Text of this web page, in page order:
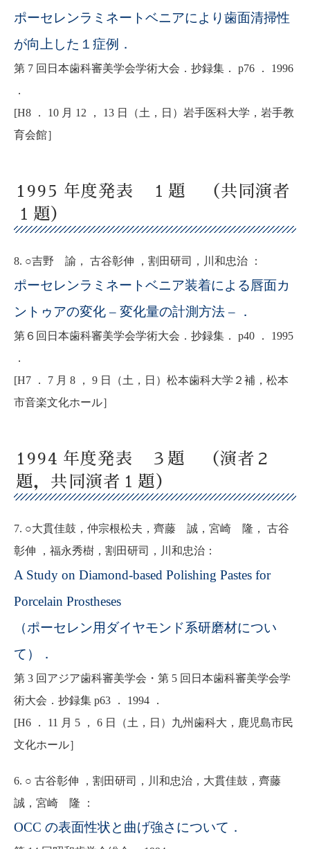
ポーセレンラミネートベニアにより歯面清掃性
が向上した１症例．
第 7 回日本歯科審美学会学術大会．抄録集． p76 ． 1996
．
[H8 ． 10 月 12 ， 13 日（土，日）岩手医科大学，岩手教
育会館］
1995 年度発表 １題 （共同演者
１題）
8. ○吉野 諭， 古谷彰伸 ，割田研司，川和忠治 ：
ポーセレンラミネートベニア装着による唇面カ
ントゥアの変化 – 変化量の計測方法 – ．
第６回日本歯科審美学会学術大会．抄録集． p40 ． 1995
．
[H7 ． 7 月 8 ， 9 日（土，日）松本歯科大学２補，松本
市音楽文化ホール］
1994 年度発表 ３題 （演者２
題，共同演者１題）
7. ○大貫佳鼓，仲宗根松夫，齊藤 誠，宮崎 隆， 古谷
彰伸 ，福永秀樹，割田研司，川和忠治：
A Study on Diamond-based Polishing Pastes for
Porcelain Prostheses
（ポーセレン用ダイヤモンド系研磨材につい
て）．
第 3 回アジア歯科審美学会・第 5 回日本歯科審美学会学
術大会．抄録集 p63 ． 1994 ．
[H6 ． 11 月 5 ， 6 日（土，日）九州歯科大，鹿児島市民
文化ホール］
6. ○ 古谷彰伸 ，割田研司，川和忠治，大貫佳鼓，齊藤
誠，宮崎 隆 ：
OCC の表面性状と曲げ強さについて．